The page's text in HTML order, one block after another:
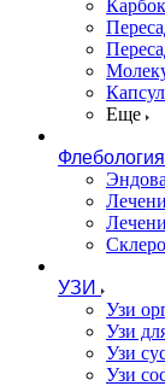
Еще
Флебология
УЗИ
Узи
Узи
Узи
Узи